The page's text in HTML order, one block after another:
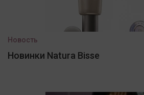
Новость
Новинки Natura Bisse